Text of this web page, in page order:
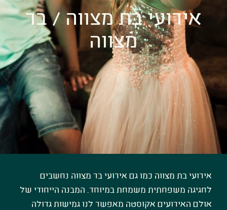
אירועי בת מצווה / בר
מצווה
אירועי בת מצווה כמו גם אירועי בר מצווה נחשבים
לחגיגה משפחתית משמחת במיוחד. המבנה הייחודי של
אולם האירועים אקוסטה מאפשר לנו גמישות גדולה